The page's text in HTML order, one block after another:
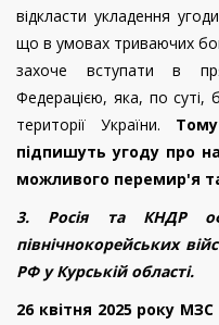
відкласти укладення
що в умовах триваючих
захоче вступати в
Федерацією, яка, по суті,
території України.
підпишуть угоду про
можливого перемир'я
3. Росія та КНДР
північнокорейських
РФ у Курській області.
26 квітня 2025 року МЗС